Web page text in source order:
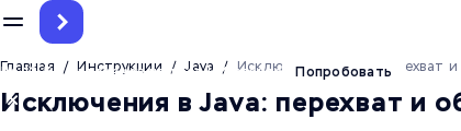
До 12.5 млн токенов на тест ИИ-агента Попробовать
Главная / Инструкции / Java / Исключения в Java: перехват
Исключения в Java: перехват и